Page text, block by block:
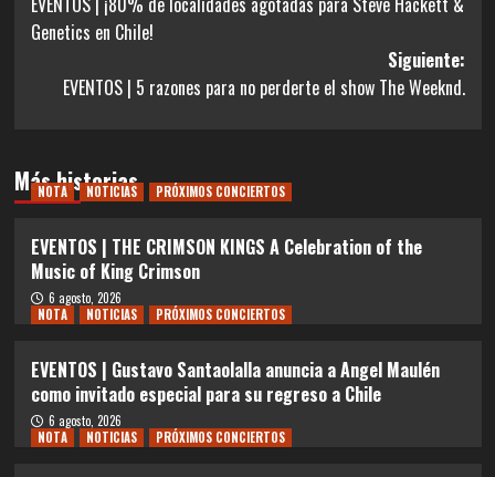
de
entradas
Genetics en Chile!
Siguiente:
EVENTOS | 5 razones para no perderte el show The Weeknd.
Más historias
NOTA NOTICIAS PRÓXIMOS CONCIERTOS
EVENTOS | THE CRIMSON KINGS A Celebration of the
Music of King Crimson
6 agosto, 2026
NOTA
NOTICIAS PRÓXIMOS CONCIERTOS
EVENTOS | Gustavo Santaolalla anuncia a Angel Maulén
como invitado especial para su regreso a Chile
6 agosto, 2026
NOTA
NOTICIAS PRÓXIMOS CONCIERTOS